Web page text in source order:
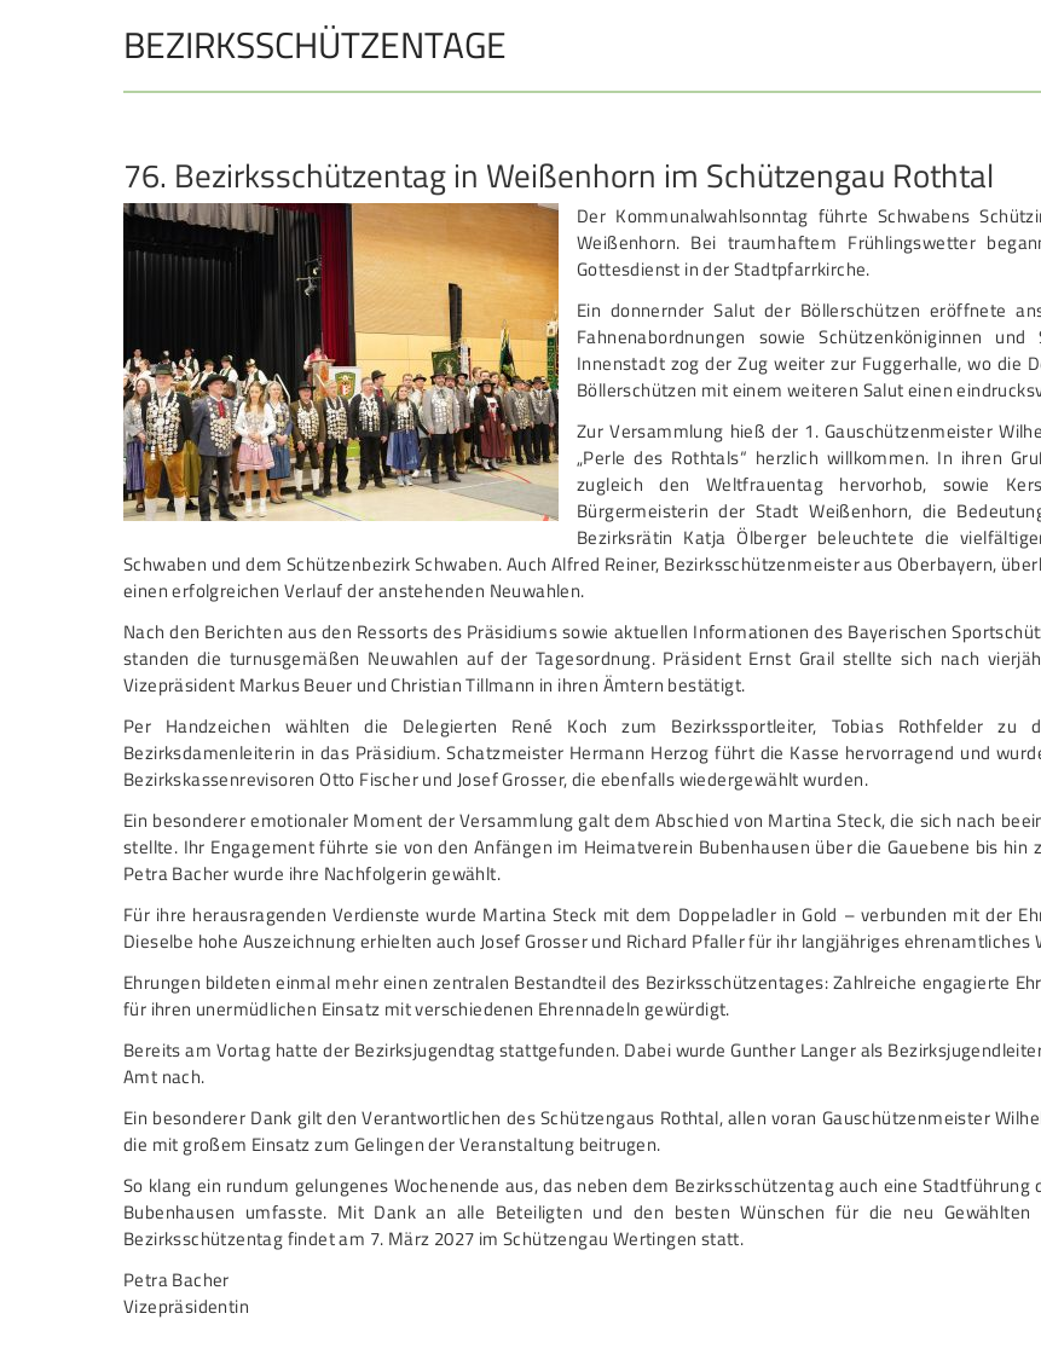
BEZIRKSSCHÜTZENTAGE
76. Bezirksschützentag in Weißenhorn im Schützengau Rothtal
Der Kommunalwahlsonntag führte Schwabens
Weißenhorn. Bei traumhaftem Frühlingswetter
Gottesdienst in der Stadtpfarrkirche.
Ein donnernder Salut der Böllerschützen eröffnete
Fahnenabordnungen sowie Schützenköniginnen
Innenstadt zog der Zug weiter zur Fuggerhalle, wo die
Böllerschützen mit einem weiteren Salut einen
Zur Versammlung hieß der 1. Gauschützenmeister
„Perle des Rothtals“ herzlich willkommen. In ihren
zugleich den Weltfrauentag hervorhob, sowie
Bürgermeisterin der Stadt Weißenhorn, die
Bezirksrätin Katja Ölberger beleuchtete die
Schwaben und dem Schützenbezirk Schwaben. Auch Alfred Reiner, Bezirksschützenmeister aus Oberbayern,
einen erfolgreichen Verlauf der anstehenden Neuwahlen.
Nach den Berichten aus den Ressorts des Präsidiums sowie aktuellen Informationen des Bayerischen
standen die turnusgemäßen Neuwahlen auf der Tagesordnung. Präsident Ernst Grail stellte sich nach
Vizepräsident Markus Beuer und Christian Tillmann in ihren Ämtern bestätigt.
Per Handzeichen wählten die Delegierten René Koch zum Bezirkssportleiter, Tobias Rothfelder zu
Bezirksdamenleiterin in das Präsidium. Schatzmeister Hermann Herzog führt die Kasse hervorragend und
Bezirkskassenrevisoren Otto Fischer und Josef Grosser, die ebenfalls wiedergewählt wurden.
Ein besonderer emotionaler Moment der Versammlung galt dem Abschied von Martina Steck, die sich nach
stellte. Ihr Engagement führte sie von den Anfängen im Heimatverein Bubenhausen über die Gauebene bis
Petra Bacher wurde ihre Nachfolgerin gewählt.
Für ihre herausragenden Verdienste wurde Martina Steck mit dem Doppeladler in Gold – verbunden mit der
Dieselbe hohe Auszeichnung erhielten auch Josef Grosser und Richard Pfaller für ihr langjähriges ehrenamtliches
Ehrungen bildeten einmal mehr einen zentralen Bestandteil des Bezirksschützentages: Zahlreiche engagierte
für ihren unermüdlichen Einsatz mit verschiedenen Ehrennadeln gewürdigt.
Bereits am Vortag hatte der Bezirksjugendtag stattgefunden. Dabei wurde Gunther Langer als
Amt nach.
Ein besonderer Dank gilt den Verantwortlichen des Schützengaus Rothtal, allen voran Gauschützenmeister
die mit großem Einsatz zum Gelingen der Veranstaltung beitrugen.
So klang ein rundum gelungenes Wochenende aus, das neben dem Bezirksschützentag auch eine
Bubenhausen umfasste. Mit Dank an alle Beteiligten und den besten Wünschen für die neu
Bezirksschützentag findet am 7. März 2027 im Schützengau Wertingen statt.
Petra Bacher
Vizepräsidentin
JUGEND
Sommerbiathlon
Lichtgewehre
Frauen Ü40
Datenschutz Impressum Formulare